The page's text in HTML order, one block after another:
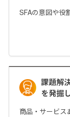
SFAの意図や役
課題解
を発掘
商品・サービ